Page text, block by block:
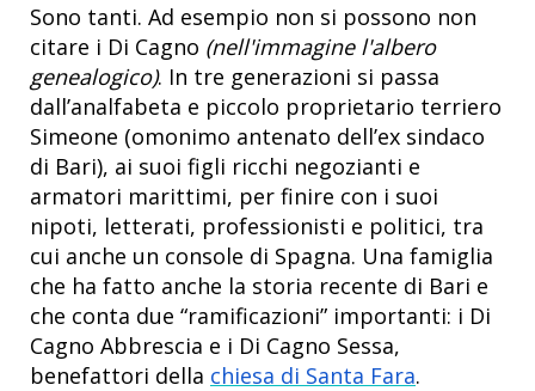
Sono tanti. Ad esempio non si possono non
citare i Di Cagno (nell'immagine l'albero
genealogico). In tre generazioni si passa
dall’analfabeta e piccolo proprietario terriero
Simeone (omonimo antenato dell’ex sindaco
di Bari), ai suoi figli ricchi negozianti e
armatori marittimi, per finire con i suoi
nipoti, letterati, professionisti e politici, tra
cui anche un console di Spagna. Una famiglia
che ha fatto anche la storia recente di Bari e
che conta due “ramificazioni” importanti: i Di
Cagno Abbrescia e i Di Cagno Sessa,
benefattori della chiesa di Santa Fara.